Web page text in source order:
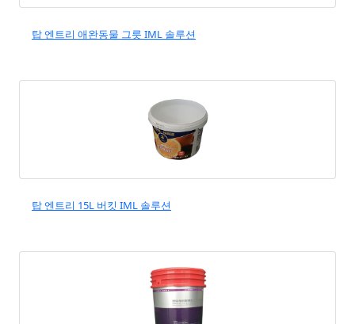
탑 엔트리 애완동물 그릇 IML 솔루션
탑 엔트리 15L 버킷 IML 솔루션